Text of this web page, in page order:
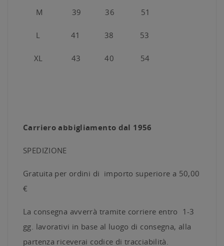
M 39 36 51
L 41 38 53
XL 43 40 54
Carriero abbigliamento dal 1956
SPEDIZIONE
Gratuita per ordini di importo superiore a 50,00
€
La consegna avverrà tramite corriere entro 1-3
gg. lavorativi in base al luogo di consegna, alla
partenza riceverai codice di tracciabilità.